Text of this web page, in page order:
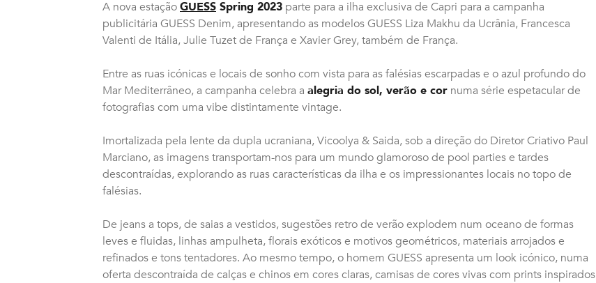
A nova estaçãoGUESS Spring 2023 parte para a ilha exclusiva de Capri para a campanha
publicitária GUESS Denim, apresentando as modelos GUESS Liza Makhu da Ucrânia, Francesca
Valenti de Itália, Julie Tuzet de França e Xavier Grey, também de França.
Entre as ruas icónicas e locais de sonho com vista para as falésias escarpadas e o azul profundo do
Mar Mediterrâneo, a campanha celebra a alegria do sol, verão e cor numa série espetacular de
fotografias com uma vibe distintamente vintage.
Imortalizada pela lente da dupla ucraniana, Vicoolya & Saida, sob a direção do Diretor Criativo Paul
Marciano, as imagens transportam-nos para um mundo glamoroso de pool parties e tardes
descontraídas, explorando as ruas características da ilha e os impressionantes locais no topo de
falésias.
De jeans a tops, de saias a vestidos, sugestões retro de verão explodem num oceano de formas
leves e fluidas, linhas ampulheta, florais exóticos e motivos geométricos, materiais arrojados e
refinados e tons tentadores. Ao mesmo tempo, o homem GUESS apresenta um look icónico, numa
oferta descontraída de calças e chinos em cores claras, camisas de cores vivas com prints inspirados